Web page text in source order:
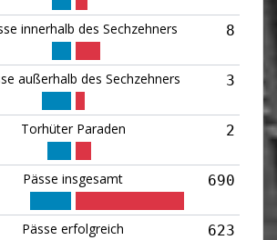
innerhalb des Sechzehners 8
außerhalb des Sechzehners 3
Torhüter Paraden 2
Pässe insgesamt 690
Pässe erfolgreich 623